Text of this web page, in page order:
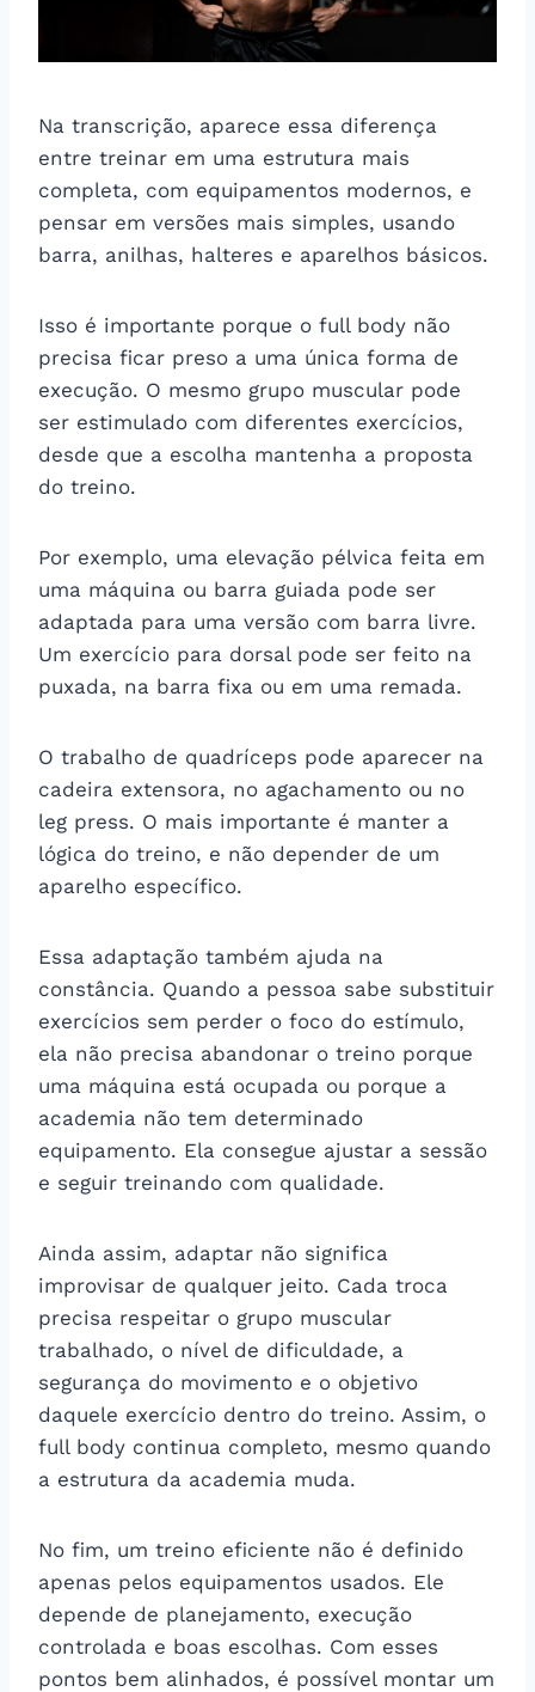
Na transcrição, aparece essa diferença
entre treinar em uma estrutura mais
completa, com equipamentos modernos, e
pensar em versões mais simples, usando
barra, anilhas, halteres e aparelhos básicos.
Isso é importante porque o full body não
precisa ficar preso a uma única forma de
execução. O mesmo grupo muscular pode
ser estimulado com diferentes exercícios,
desde que a escolha mantenha a proposta
do treino.
Por exemplo, uma elevação pélvica feita em
uma máquina ou barra guiada pode ser
adaptada para uma versão com barra livre.
Um exercício para dorsal pode ser feito na
puxada, na barra fixa ou em uma remada.
O trabalho de quadríceps pode aparecer na
cadeira extensora, no agachamento ou no
leg press. O mais importante é manter a
lógica do treino, e não depender de um
aparelho específico.
Essa adaptação também ajuda na
constância. Quando a pessoa sabe substituir
exercícios sem perder o foco do estímulo,
ela não precisa abandonar o treino porque
uma máquina está ocupada ou porque a
academia não tem determinado
equipamento. Ela consegue ajustar a sessão
e seguir treinando com qualidade.
Ainda assim, adaptar não significa
improvisar de qualquer jeito. Cada troca
precisa respeitar o grupo muscular
trabalhado, o nível de dificuldade, a
segurança do movimento e o objetivo
daquele exercício dentro do treino. Assim, o
full body continua completo, mesmo quando
a estrutura da academia muda.
No fim, um treino eficiente não é definido
apenas pelos equipamentos usados. Ele
depende de planejamento, execução
controlada e boas escolhas. Com esses
pontos bem alinhados, é possível montar um